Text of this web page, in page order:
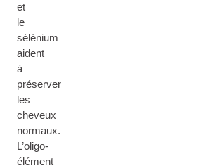
et
le
sélénium
aident
à
préserver
les
cheveux
normaux.
L’oligo-
élément